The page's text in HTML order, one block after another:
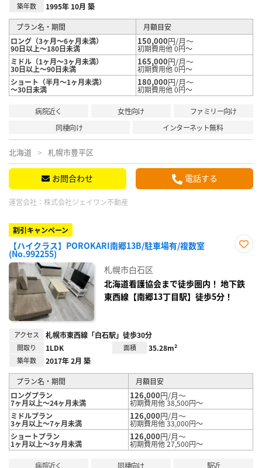
築年数 1995年 10月 築
プラン名・期間
月額目安
ロング（3ヶ月～6ヶ月未満）
90日以上～180日未満
150,000円/月～
初期費用他 0円～
ミドル（1ヶ月～3ヶ月未満）
30日以上～90日未満
165,000円/月～
初期費用他 0円～
ショート（半月～1ヶ月未満）
～30日未満
180,000円/月～
初期費用他 0円～
病院近く 女性向け
ファミリー向け
同棲向け
インターネット無料
北海道 札幌市豊平区
お問合わせ 電話する
運営会社： 株式会社ジェイワン不動産
割引キャンペーン
【ハイクラス】POROKARI南郷13B/駐車場有/複数室
(No.992255)
録
札幌市白石区
北海道看護協会まで徒歩圏内！ 地下鉄
東西線【南郷13丁目駅】徒歩5分！
アクセス 札幌市東西線「白石駅」徒歩30分
間取り 1LDK 面積 35.28m²
築年数 2017年 2月 築
プラン名・期間
月額目安
ロングプラン
7ヶ月以上～24ヶ月未満
126,000円/月～
初期費用他 38,500円～
ミドルプラン
3ヶ月以上～7ヶ月未満
126,000円/月～
初期費用他 33,000円～
ショートプラン
1ヶ月以上～3ヶ月未満
126,000円/月～
初期費用他 27,500円～
病院近く 同棲向け 駅近